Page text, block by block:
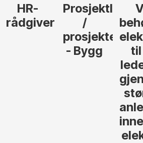
Prosjektleder
/
prosjekteringsleder
Vi
behøver
til å
gjennomføre
til